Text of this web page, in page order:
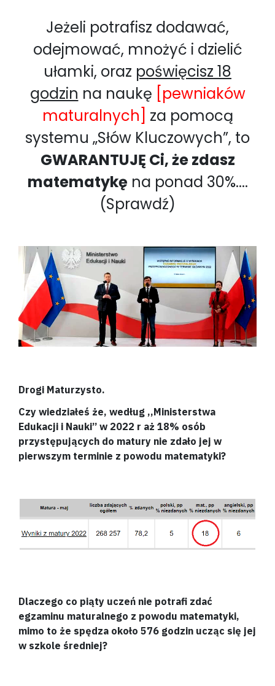
Jeżeli potrafisz dodawać,
odejmować, mnożyć i dzielić
ułamki, oraz poświęcisz 18
godzin na naukę [pewniaków
maturalnych] za pomocą
systemu „Słów Kluczowych”, to
GWARANTUJĘ Ci, że zdasz
matematykę na ponad 30%....
(Sprawdź)
Drogi Maturzysto.
Czy wiedziałeś że, według ,,Ministerstwa
Edukacji i Nauki’’ w 2022 r aż 18% osób
przystępujących do matury nie zdało jej w
pierwszym terminie z powodu matematyki?
Dlaczego co piąty uczeń nie potrafi zdać
egzaminu maturalnego z powodu matematyki,
mimo to że spędza około 576 godzin ucząc się jej
w szkole średniej?